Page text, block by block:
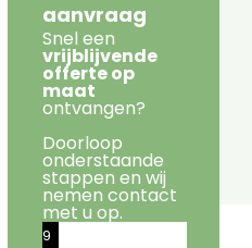
aanvraag
Snel een
vrijblijvende
offerte op
maat
ontvangen?
Doorloop
onderstaande
stappen en wij
nemen contact
met u op.
9